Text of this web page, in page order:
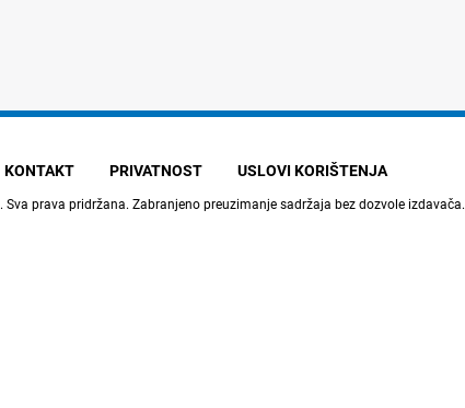
KONTAKT PRIVATNOST USLOVI KORIŠTENJA
. Sva prava pridržana. Zabranjeno preuzimanje sadržaja bez dozvole izdavača.